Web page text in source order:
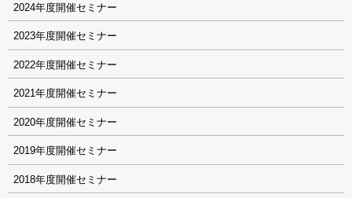
2024
2023
2022
2021
2020
2019
2018